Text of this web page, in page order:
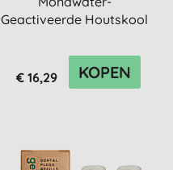
Geactiveerde Houtskool
€ 16,29 KOPEN